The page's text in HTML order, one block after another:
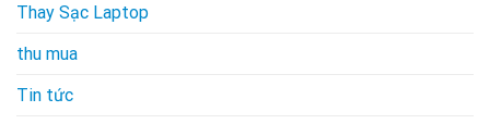
Thay Sạc Laptop
thu mua
Tin tức